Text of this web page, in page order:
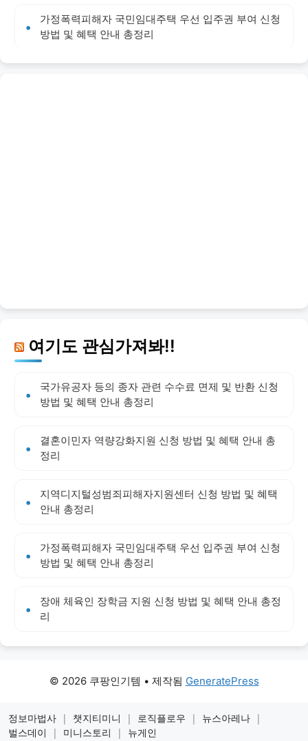
가정폭력피해자 국민임대주택 우선 입주권 부여 신청
방법 및 혜택 안내 총정리
여기도 관심가져봐!!
국가유공자 등의 종자 관련 수수료 면제 및 반환 신청
방법 및 혜택 안내 총정리
결혼이민자 역량강화지원 신청 방법 및 혜택 안내 총
정리
지역디지털성범죄피해자지원센터 신청 방법 및 혜택
안내 총정리
가정폭력피해자 국민임대주택 우선 입주권 부여 신청
방법 및 혜택 안내 총정리
장애 체육인 장학금 지원 신청 방법 및 혜택 안내 총정
리
© 2026 쿠팡인기템 • 제작됨 GeneratePress
정보마법사 | 챗지티미니 | 로직플로우 | 뉴스아레나 |
벌스데이
| 미니스토리 | 뉴게인